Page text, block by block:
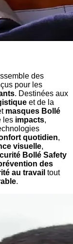
des
pour les
. Destinées aux
et de la
masques Bollé
les impacts,
quotidien,
visuelle,
Bollé Safety
des
au travail tout
.